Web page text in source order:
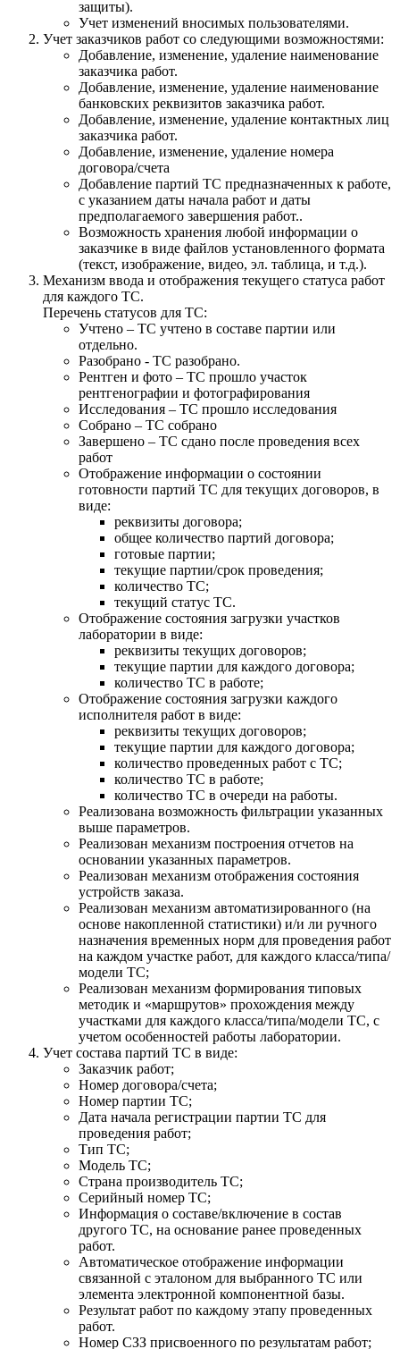
защиты).
Учет изменений вносимых пользователями.
Учет заказчиков работ со следующими возможностями:
Добавление, изменение, удаление наименование
заказчика работ.
Добавление, изменение, удаление наименование
банковских реквизитов заказчика работ.
Добавление, изменение, удаление контактных лиц
заказчика работ.
Добавление, изменение, удаление номера
договора/счета
Добавление партий ТС предназначенных к работе,
с указанием даты начала работ и даты
предполагаемого завершения работ..
Возможность хранения любой информации о
заказчике в виде файлов установленного формата
(текст, изображение, видео, эл. таблица, и т.д.).
Механизм ввода и отображения текущего статуса работ
для каждого ТС.
Перечень статусов для ТС:
Учтено – ТС учтено в составе партии или
отдельно.
Разобрано - ТС разобрано.
Рентген и фото – ТС прошло участок
рентгенографии и фотографирования
Исследования – ТС прошло исследования
Собрано – ТС собрано
Завершено – ТС сдано после проведения всех
работ
Отображение информации о состоянии
готовности партий ТС для текущих договоров, в
виде:
реквизиты договора;
общее количество партий договора;
готовые партии;
текущие партии/срок проведения;
количество ТС;
текущий статус ТС.
Отображение состояния загрузки участков
лаборатории в виде:
реквизиты текущих договоров;
текущие партии для каждого договора;
количество ТС в работе;
Отображение состояния загрузки каждого
исполнителя работ в виде:
реквизиты текущих договоров;
текущие партии для каждого договора;
количество проведенных работ с ТС;
количество ТС в работе;
количество ТС в очереди на работы.
Реализована возможность фильтрации указанных
выше параметров.
Реализован механизм построения отчетов на
основании указанных параметров.
Реализован механизм отображения состояния
устройств заказа.
Реализован механизм автоматизированного (на
основе накопленной статистики) и/и ли ручного
назначения временных норм для проведения работ
на каждом участке работ, для каждого класса/типа/
модели ТС;
Реализован механизм формирования типовых
методик и «маршрутов» прохождения между
участками для каждого класса/типа/модели ТС, с
учетом особенностей работы лаборатории.
Учет состава партий ТС в виде:
Заказчик работ;
Номер договора/счета;
Номер партии ТС;
Дата начала регистрации партии ТС для
проведения работ;
Тип ТС;
Модель ТС;
Страна производитель ТС;
Серийный номер ТС;
Информация о составе/включение в состав
другого ТС, на основание ранее проведенных
работ.
Автоматическое отображение информации
связанной с эталоном для выбранного ТС или
элемента электронной компонентной базы.
Результат работ по каждому этапу проведенных
работ.
Номер СЗЗ присвоенного по результатам работ;